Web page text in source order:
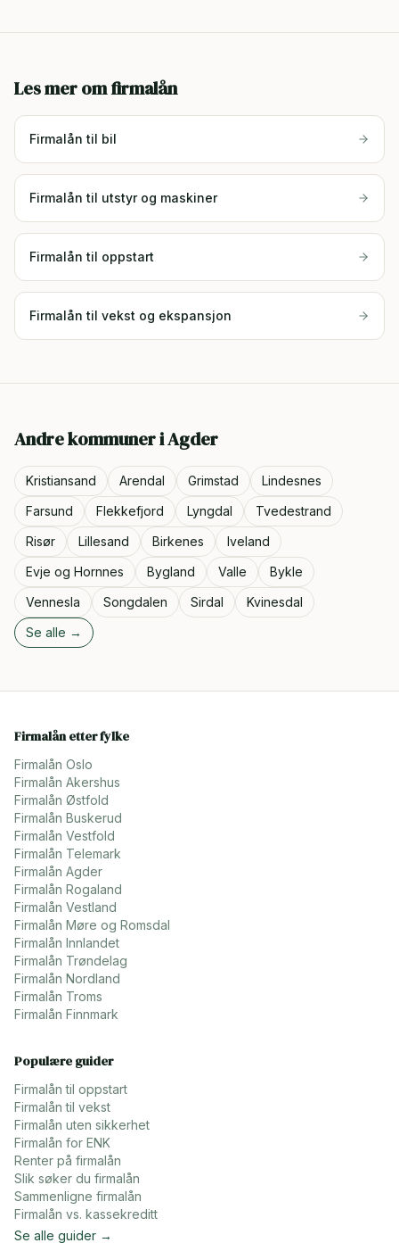
Les mer om firmalån
Firmalån til bil
Firmalån til utstyr og maskiner
Firmalån til oppstart
Firmalån til vekst og ekspansjon
Andre kommuner iAgder
Kristiansand Arendal Grimstad
Lindesnes
Farsund
Flekkefjord Lyngdal
Tvedestrand
Risør
Lillesand Birkenes
Iveland
Evje og Hornnes
Bygland Valle
Bykle
Vennesla
Songdalen Sirdal
Kvinesdal
Se alle →
Firmalån etter fylke
Firmalån Oslo
Firmalån Akershus
Firmalån Østfold
Firmalån Buskerud
Firmalån Vestfold
Firmalån Telemark
Firmalån Agder
Firmalån Rogaland
Firmalån Vestland
Firmalån Møre og Romsdal
Firmalån Innlandet
Firmalån Trøndelag
Firmalån Nordland
Firmalån Troms
Firmalån Finnmark
Populære guider
Firmalån til oppstart
Firmalån til vekst
Firmalån uten sikkerhet
Firmalån for ENK
Renter på firmalån
Slik søker du firmalån
Sammenligne firmalån
Firmalån vs. kassekreditt
Se alle guider →